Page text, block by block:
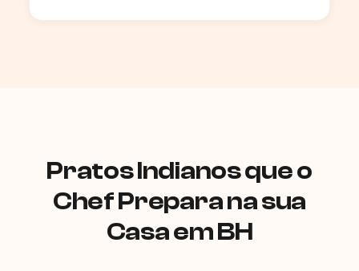
Pratos Indianos que o
Chef Prepara na sua
Casa em BH